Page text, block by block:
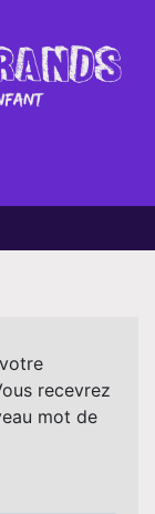
recevrez
mot de